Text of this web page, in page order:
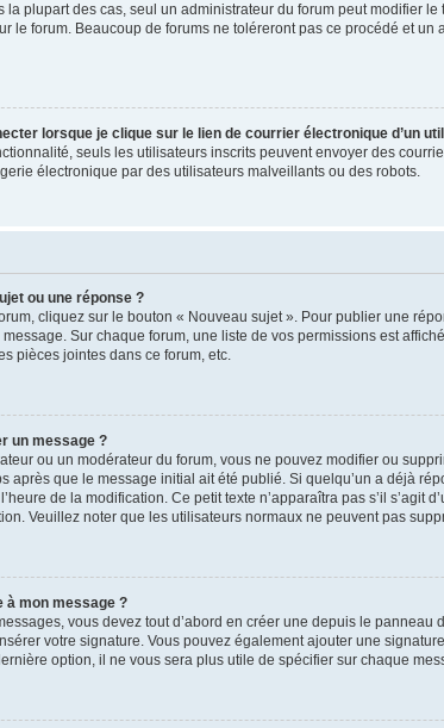
plupart des cas, seul un administrateur du forum peut modifier
le forum. Beaucoup de forums ne toléreront pas ce procédé et
lorsque je clique sur le lien de courrier électronique d’un
seuls les utilisateurs inscrits peuvent envoyer des
électronique par des utilisateurs malveillants ou des robots.
ou une réponse ?
cliquez sur le bouton « Nouveau sujet ». Pour publier une
Sur chaque forum, une liste de vos permissions est
pièces jointes dans ce forum, etc.
un message ?
ou un modérateur du forum, vous ne pouvez modifier ou
après que le message initial ait été publié. Si quelqu’un a déjà
de la modification. Ce petit texte n’apparaîtra pas s’il
Veuillez noter que les utilisateurs normaux ne peuvent pas
à mon message ?
vous devez tout d’abord en créer une depuis le
votre signature. Vous pouvez également ajouter une
option, il ne vous sera plus utile de spécifier sur chaque